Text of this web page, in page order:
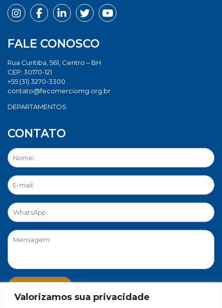
Valorizamos sua privacidade
FALE CONOSCO
Rua Curitiba, 561, Centro – BH
CEP: 30170-121
+55 (31) 3270-3300
contato@fecomerciomg.org.br
DEPARTAMENTOS
CONTATO